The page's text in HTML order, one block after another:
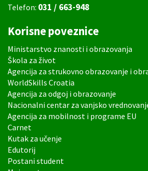
Telefon: 031 / 663-948
Korisne poveznice
Ministarstvo znanosti i obrazovanja
Škola za život
Agencija za strukovno obrazovanje i
WorldSkills Croatia
Agencija za odgoj i obrazovanje
Nacionalni centar za vanjsko
Agencija za mobilnost i programe EU
Carnet
Kutak za učenje
Edutorij
Postani student